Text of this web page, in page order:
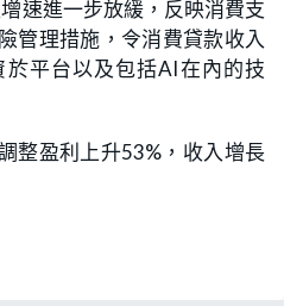
速進一步放緩，反映消費支
管理措施，令消費貸款收入
平台以及包括AI在內的技
整盈利上升53%，收入增長